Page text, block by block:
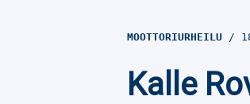
MOOTTORIURHEILU
Kalle